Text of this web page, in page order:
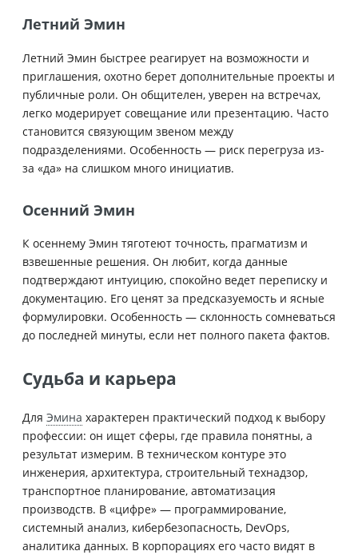
Летний Эмин
Летний Эмин быстрее реагирует на возможности и
приглашения, охотно берет дополнительные проекты и
публичные роли. Он общителен, уверен на встречах,
легко модерирует совещание или презентацию. Часто
становится связующим звеном между
подразделениями. Особенность — риск перегруза из-
за «да» на слишком много инициатив.
Осенний Эмин
К осеннему Эмин тяготеют точность, прагматизм и
взвешенные решения. Он любит, когда данные
подтверждают интуицию, спокойно ведет переписку и
документацию. Его ценят за предсказуемость и ясные
формулировки. Особенность — склонность сомневаться
до последней минуты, если нет полного пакета фактов.
Судьба и карьера
Для Эмина характерен практический подход к выбору
профессии: он ищет сферы, где правила понятны, а
результат измерим. В техническом контуре это
инженерия, архитектура, строительный технадзор,
транспортное планирование, автоматизация
производств. В «цифре» — программирование,
системный анализ, кибербезопасность, DevOps,
аналитика данных. В корпорациях его часто видят в